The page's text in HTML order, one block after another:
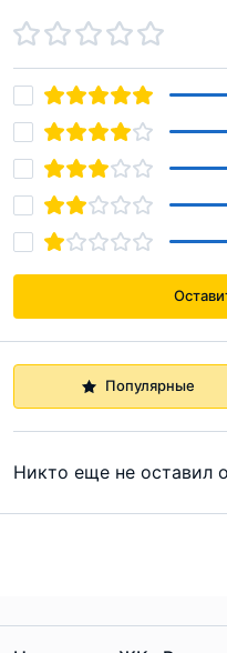
Популярные
Никто еще не оставил